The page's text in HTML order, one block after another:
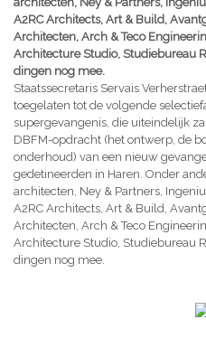
A2RC Architects, Art & Build,
Architecten, Arch & Teco
Architecture Studio, Studiebureau
dingen nog mee.
Staatssecretaris Servais
toegelaten tot de volgende
supergevangenis, die uiteindelijk
DBFM-opdracht (het ontwerp, de
onderhoud) van een nieuw
gedetineerden in Haren. Onder
architecten, Ney & Partners,
A2RC Architects, Art & Build,
Architecten, Arch & Teco
Architecture Studio, Studiebureau
dingen nog mee.